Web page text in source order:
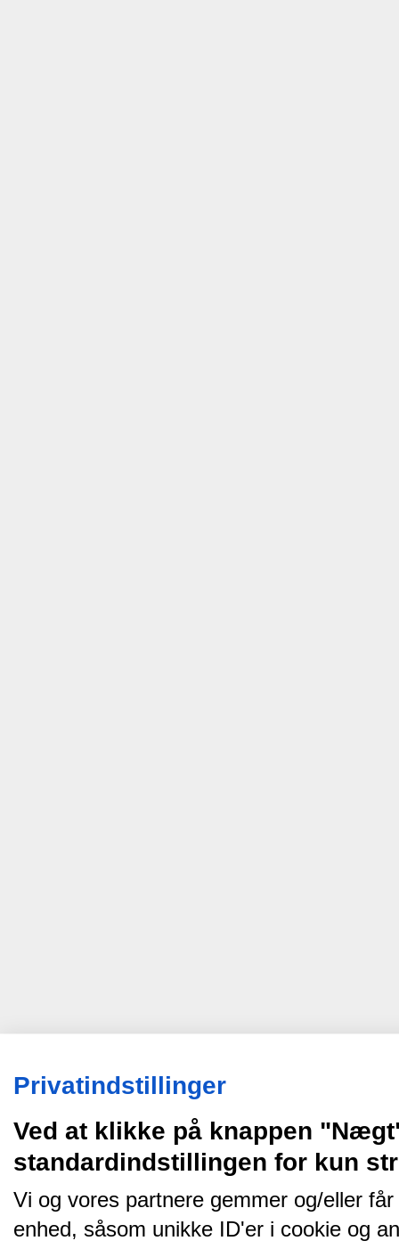
Privatindstillinger
Ved at klikke på knappen
standardindstillingen for kun
Vi og vores partnere gemmer og/eller
enhed, såsom unikke ID'er i cookie og